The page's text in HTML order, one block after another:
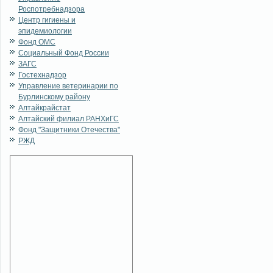
Роспотребнадзора
Центр гигиены и
эпидемиологии
Фонд ОМС
Социальный Фонд России
ЗАГС
Гостехнадзор
Управление ветеринарии по
Бурлинскому району
Алтайкрайстат
Алтайский филиал РАНХиГС
Фонд "Защитники Отечества"
РЖД